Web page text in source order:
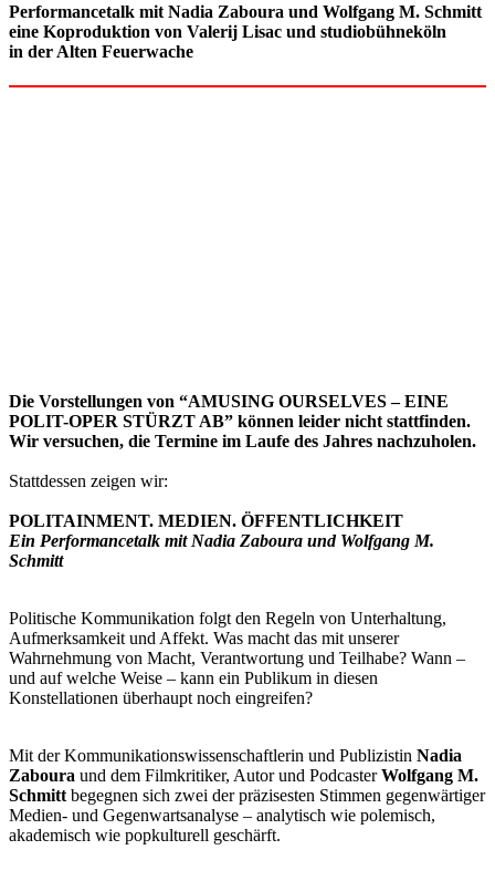
Performancetalk mit Nadia Zaboura und Wolfgang M. Schmitt
eine Koproduktion von Valerij Lisac und studiobühneköln
in der Alten Feuerwache
Die Vorstellungen von “AMUSING OURSELVES – EINE
POLIT-OPER STÜRZT AB” können leider nicht stattfinden.
Wir versuchen, die Termine im Laufe des Jahres nachzuholen.
Stattdessen zeigen wir:
POLITAINMENT. MEDIEN. ÖFFENTLICHKEIT
Ein Performancetalk mit Nadia Zaboura und Wolfgang M.
Schmitt
Politische Kommunikation folgt den Regeln von Unterhaltung,
Aufmerksamkeit und Affekt. Was macht das mit unserer
Wahrnehmung von Macht, Verantwortung und Teilhabe? Wann –
und auf welche Weise – kann ein Publikum in diesen
Konstellationen überhaupt noch eingreifen?
Mit der Kommunikationswissenschaftlerin und Publizistin Nadia
Zaboura und dem Filmkritiker, Autor und PodcasterWolfgang M.
Schmitt begegnen sich zwei der präzisesten Stimmen gegenwärtiger
Medien- und Gegenwartsanalyse – analytisch wie polemisch,
akademisch wie popkulturell geschärft.